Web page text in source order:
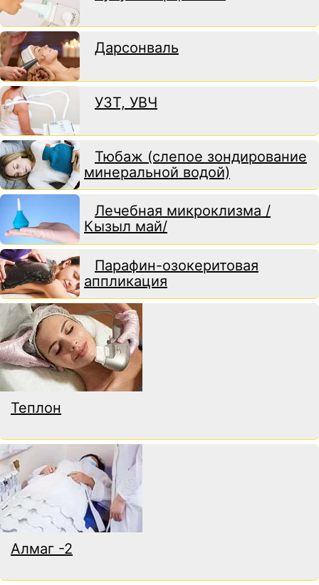
Дарсонваль
УЗТ, УВЧ
Тюбаж (слепое зондирование
минеральной водой)
Лечебная микроклизма /
Кызыл май/
Парафин-озокеритовая
аппликация
Теплон
Алмаг -2